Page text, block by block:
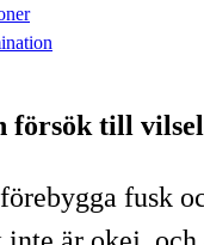
försök till
fusk